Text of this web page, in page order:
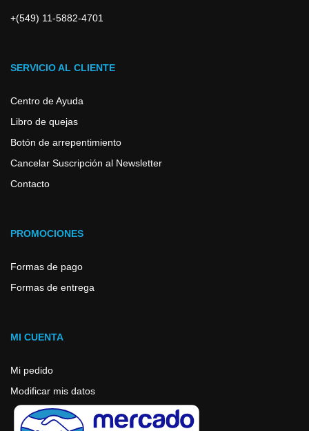
+(549) 11-5882-4701
SERVICIO AL CLIENTE
Centro de Ayuda
Libro de quejas
Botón de arrepentimiento
Cancelar Suscripción al Newsletter
Contacto
PROMOCIONES
Formas de pago
Formas de entrega
MI CUENTA
Mi pedido
Modificar mis datos